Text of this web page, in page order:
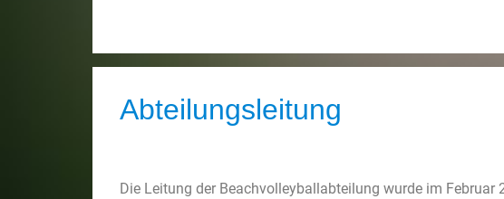
Abteilungsleitung
Die Leitung der Beachvolleyballabteilung wurde im